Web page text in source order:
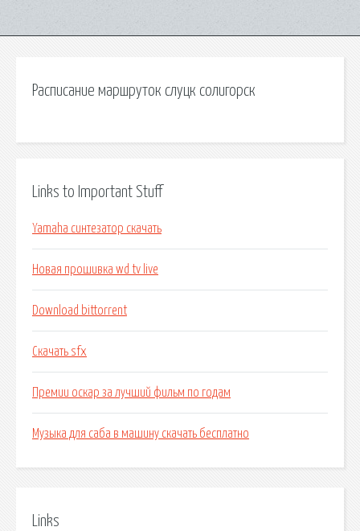
Расписание маршруток слуцк солигорск
Links to Important Stuff
Yamaha синтезатор скачать
Новая прошивка wd tv live
Download bittorrent
Скачать sfx
Премии оскар за лучший фильм по годам
Музыка для саба в машину скачать бесплатно
Links